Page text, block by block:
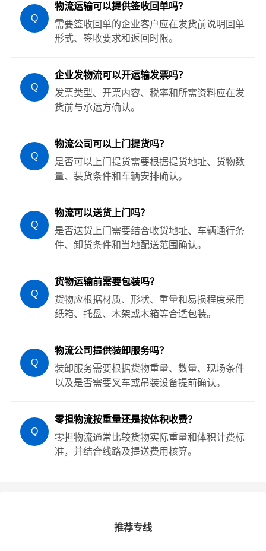
Q
物流运输可以提供签收回单吗？
需要签收回单的企业客户应在发货前说明回单
形式、签收要求和返回时限。
Q
企业发物流可以开运输发票吗？
发票类型、开票内容、税率和所需资料应在发
货前与承运方确认。
Q
物流公司可以上门提货吗？
是否可以上门提货需要根据提货地址、货物数
量、装货条件和车辆安排确认。
Q
物流可以送货上门吗？
是否送货上门需要结合收货地址、车辆通行条
件、卸货条件和当地配送范围确认。
Q
货物运输前需要包装吗？
货物应根据材质、形状、重量和易损程度采用
纸箱、托盘、木架或木箱等合适包装。
Q
物流公司提供装卸服务吗？
装卸服务需要根据货物重量、数量、现场条件
以及是否需要叉车或吊装设备提前确认。
Q
零担物流按重量还是按体积收费？
零担物流通常比较货物实际重量和体积计费标
准，并结合线路及提送费用核算。
推荐专线